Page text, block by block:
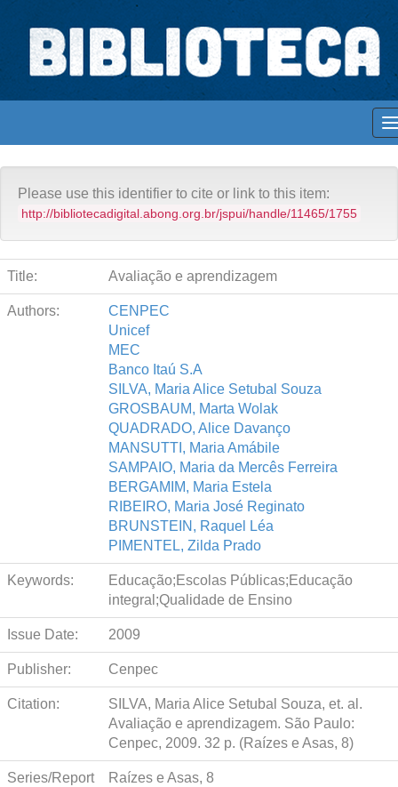
Skip
navigation
Biblioteca Digital Abong Acervo Abong Educação
Espaços para ajustar tela
Please use this identifier to cite or link to this item:
http://bibliotecadigital.abong.org.br/jspui/handle/11465/1755
Title: Avaliação e aprendizagem
Authors:
CENPEC
Unicef
MEC
Banco Itaú S.A
SILVA, Maria Alice Setubal Souza
GROSBAUM, Marta Wolak
QUADRADO, Alice Davanço
MANSUTTI, Maria Amábile
SAMPAIO, Maria da Mercês Ferreira
BERGAMIM, Maria Estela
RIBEIRO, Maria José Reginato
BRUNSTEIN, Raquel Léa
PIMENTEL, Zilda Prado
Keywords:
Educação;Escolas Públicas;Educação
integral;Qualidade de Ensino
Issue Date: 2009
Publisher: Cenpec
Citation:
SILVA, Maria Alice Setubal Souza, et. al.
Avaliação e aprendizagem. São Paulo:
Cenpec, 2009. 32 p. (Raízes e Asas, 8)
Series/Report
Raízes e Asas, 8